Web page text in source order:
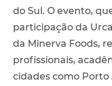
do Sul. O evento,
participação da
da Minerva Foods,
profissionais,
cidades como